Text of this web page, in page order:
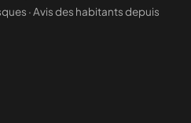
· Avis des habitants depuis